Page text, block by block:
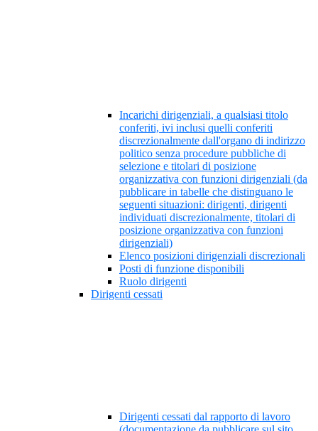
Incarichi dirigenziali, a qualsiasi titolo
conferiti, ivi inclusi quelli conferiti
discrezionalmente dall'organo di indirizzo
politico senza procedure pubbliche di
selezione e titolari di posizione
organizzativa con funzioni dirigenziali (da
pubblicare in tabelle che distinguano le
seguenti situazioni: dirigenti, dirigenti
individuati discrezionalmente, titolari di
posizione organizzativa con funzioni
dirigenziali)
Elenco posizioni dirigenziali discrezionali
Posti di funzione disponibili
Ruolo dirigenti
Dirigenti cessati
Dirigenti cessati dal rapporto di lavoro